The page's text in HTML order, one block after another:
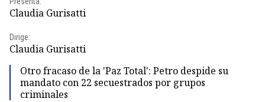
Claudia Gurisatti
Dirige:
Claudia Gurisatti
Otro fracaso de la 'Paz Total': Petro despide su
mandato con 22 secuestrados por grupos
criminales